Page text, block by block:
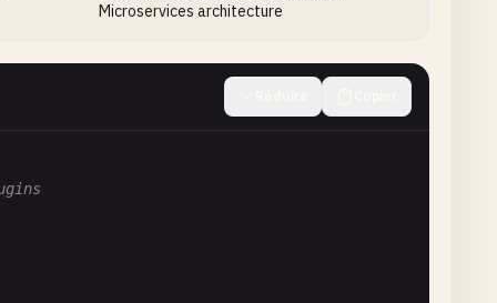
Microservices architecture